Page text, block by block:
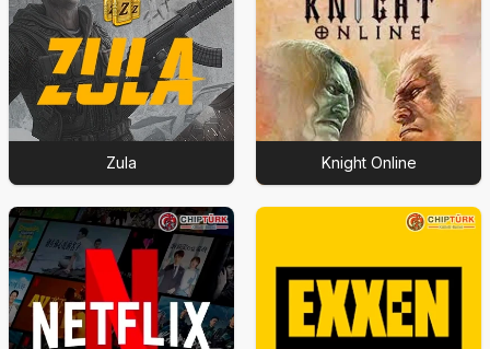
Zula Knight Online